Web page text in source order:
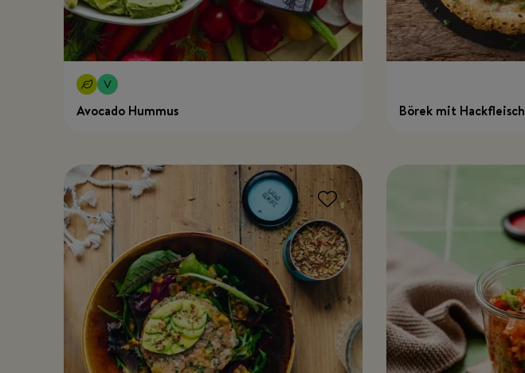
Avocado Hummus Börek mit Hackfleisch